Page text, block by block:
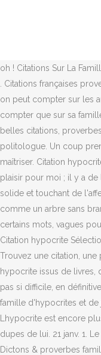
oh ! Citations Sur La
. Citations françaises
on peut compter sur les
compter que sur sa
belles citations,
politologue. Un coup
maîtriser. Citation
plaisir pour moi ; il y a de
solide et touchant de
comme un arbre sans
certains mots, vagues
Citation hypocrite
Trouvez une citation,
hypocrite issus de livres,
pas si difficile, en
famille d'hypocrites et de
Lhypocrite est encore
dupes de lui. 21 janv. 1.
Dictons & proverbes